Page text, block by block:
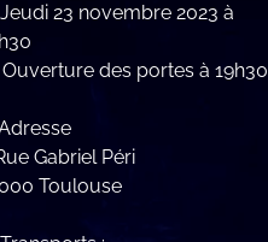
Jeudi 23 novembre 2023 à
Ouverture des portes à 19h30
Gabriel Péri
Toulouse